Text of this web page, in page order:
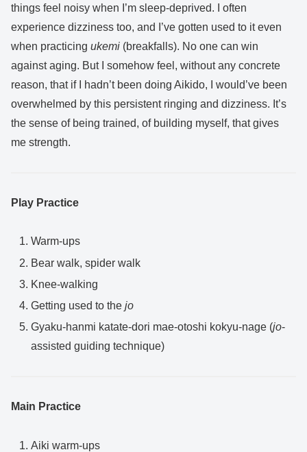
things feel noisy when I’m sleep-deprived. I often
experience dizziness too, and I’ve gotten used to it even
when practicing ukemi (breakfalls). No one can win
against aging. But I somehow feel, without any concrete
reason, that if I hadn’t been doing Aikido, I would’ve been
overwhelmed by this persistent ringing and dizziness. It’s
the sense of being trained, of building myself, that gives
me strength.
Play Practice
Warm-ups
Bear walk, spider walk
Knee-walking
Getting used to thejo
Gyaku-hanmi katate-dori mae-otoshi kokyu-nage (jo-
assisted guiding technique)
Main Practice
Aiki warm-ups